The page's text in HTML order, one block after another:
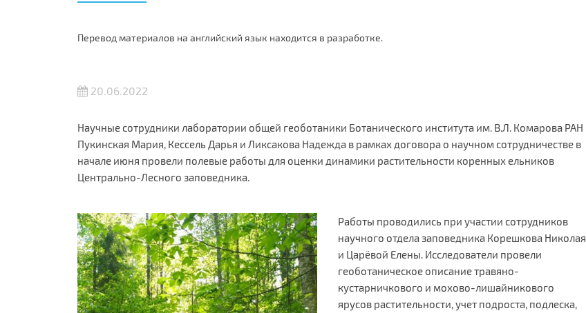
Перевод материалов на английский язык находится в разработке.
20.06.2022
Научные сотрудники лаборатории общей геоботаники Ботанического института им. В.Л. Комарова РАН
Пукинская Мария, Кессель Дарья и Ликсакова Надежда в рамках договора о научном сотрудничестве в
начале июня провели полевые работы для оценки динамики растительности коренных ельников
Центрально-Лесного заповедника.
Работы проводились при участии сотрудников
научного отдела заповедника Корешкова Николая
и Царёвой Елены. Исследователи провели
геоботаническое описание травяно-
кустарничкового и мохово-лишайникового
ярусов растительности, учет подроста, подлеска,